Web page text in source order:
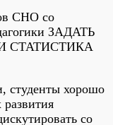
студенты хорошо
развития
со